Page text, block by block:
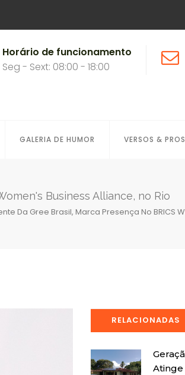
Horário de funcionamento
Seg - Sext: 08:00 - 18:00
GALERIA DE HUMOR VERSOS &
Business Alliance, no Rio
Da Gree Brasil, Marca Presença No BRICS
RELACIONADAS
Atinge